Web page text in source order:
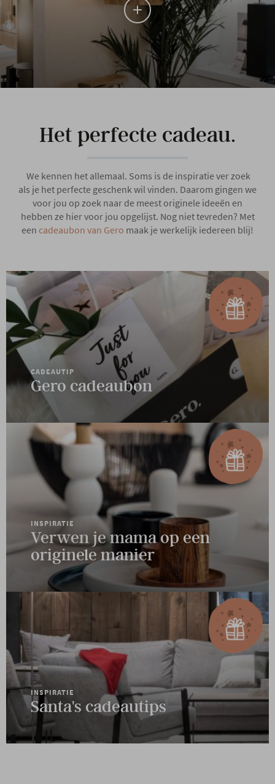
Het perfecte cadeau.
We kennen het allemaal. Soms is de inspiratie ver zoek
als je het perfecte geschenk wil vinden. Daarom gingen we
voor jou op zoek naar de meest originele ideeën en
hebben ze hier voor jou opgelijst. Nog niet tevreden? Met
een cadeaubon van Gero maak je werkelijk iedereen blij!
CADEAUTIP
Gero cadeaubon
INSPIRATIE
Verwen je mama op een
originele manier
INSPIRATIE
Santa's cadeautips